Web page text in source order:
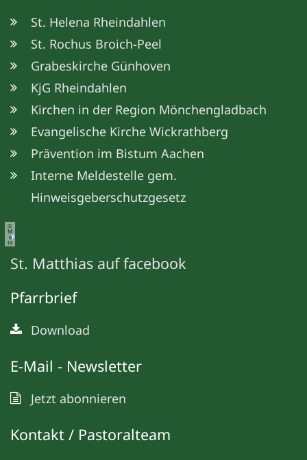
St. Helena Rheindahlen
St. Rochus Broich-Peel
Grabeskirche Günhoven
KjG Rheindahlen
Kirchen in der Region Mönchengladbach
Evangelische Kirche Wickrathberg
Prävention im Bistum Aachen
Interne Meldestelle gem.
Hinweisgeberschutzgesetz
©
M
e
ta
St. Matthias auf facebook
Pfarrbrief
Download
E-Mail - Newsletter
Jetzt abonnieren
Kontakt / Pastoralteam